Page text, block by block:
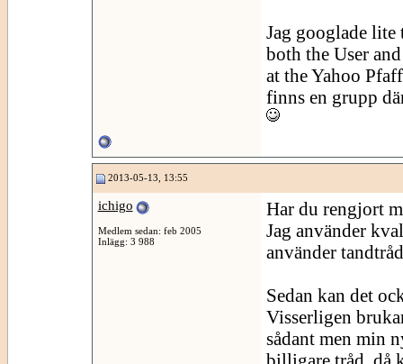
Jag googlade
both the User
at the Yahoo
finns en grupp
2013-05-13, 13:55
ichigo
Medlem sedan: feb 2005
Inlägg: 3 988
Har du rengjort
Jag använder
använder
Sedan kan det
Visserligen
sådant men min